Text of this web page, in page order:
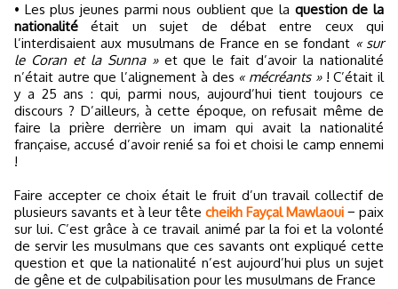
• Les plus jeunes parmi nous oublient que la question de la
nationalité était un sujet de débat entre ceux qui
l’interdisaient aux musulmans de France en se fondant « sur
le Coran et la Sunna »et que le fait d’avoir la nationalité
n’était autre que l’alignement à des « mécréants » ! C’était il
y a 25 ans : qui, parmi nous, aujourd’hui tient toujours ce
discours ? D’ailleurs, à cette époque, on refusait même de
faire la prière derrière un imam qui avait la nationalité
française, accusé d’avoir renié sa foi et choisi le camp ennemi
!
Faire accepter ce choix était le fruit d’un travail collectif de
plusieurs savants et à leur tête cheikh Fayçal Mawlaoui − paix
sur lui. C’est grâce à ce travail animé par la foi et la volonté
de servir les musulmans que ces savants ont expliqué cette
question et que la nationalité n’est aujourd’hui plus un sujet
de gêne et de culpabilisation pour les musulmans de France